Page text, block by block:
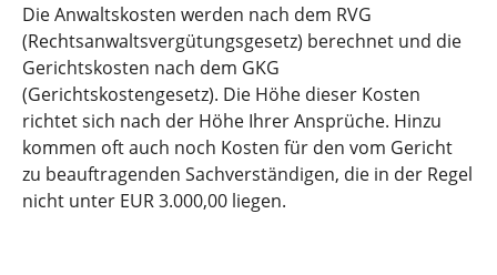
Die Anwaltskosten werden nach dem RVG
(Rechtsanwaltsvergütungsgesetz) berechnet und die
Gerichtskosten nach dem GKG
(Gerichtskostengesetz). Die Höhe dieser Kosten
richtet sich nach der Höhe Ihrer Ansprüche. Hinzu
kommen oft auch noch Kosten für den vom Gericht
zu beauftragenden Sachverständigen, die in der Regel
nicht unter EUR 3.000,00 liegen.